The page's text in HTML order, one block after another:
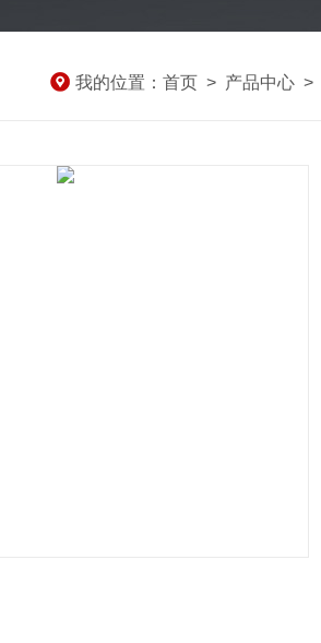
我的位置： 首页 > 产品中心 >